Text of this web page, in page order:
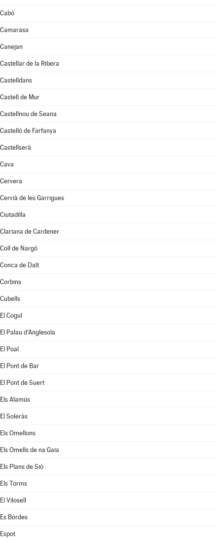
Cabó
Camarasa
Canejan
Castellar de la Ribera
Castelldans
Castell de Mur
Castellnou de Seana
Castelló de Farfanya
Castellserà
Cava
Cervera
Cervià de les Garrigues
Ciutadilla
Clariana de Cardener
Coll de Nargó
Conca de Dalt
Corbins
Cubells
El Cogul
El Palau d'Anglesola
El Poal
El Pont de Bar
El Pont de Suert
Els Alamús
El Soleràs
Els Omellons
Els Omells de na Gaia
Els Plans de Sió
Els Torms
El Vilosell
Es Bòrdes
Espot